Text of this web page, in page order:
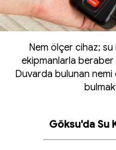
Nem ölçer cihaz; su
ekipmanlarla beraber
Duvarda bulunan nemi
Göksu'da Su